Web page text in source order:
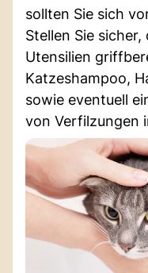
sollten Sie sich
Stellen Sie
Utensilien
Katzeshampoo,
sowie eventuell
von Verfilzungen